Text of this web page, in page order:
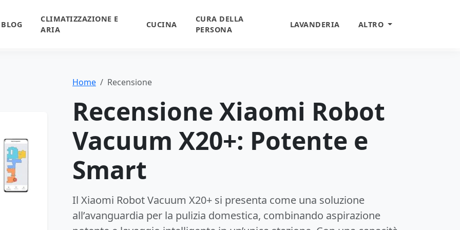
BLOG
CLIMATIZZAZIONE E
ARIA
CUCINA
CURA DELLA
PERSONA
LAVANDERIA ALTRO
Home Recensione
Recensione Xiaomi Robot
Vacuum X20+: Potente e
Smart
Il Xiaomi Robot Vacuum X20+ si presenta come una soluzione
all’avanguardia per la pulizia domestica, combinando aspirazione